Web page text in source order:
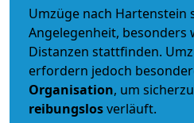
Umzüge nach Hartenstein
Angelegenheit, besonders
Distanzen stattfinden.
erfordern jedoch
Organisation, um
reibungslosverläuft.